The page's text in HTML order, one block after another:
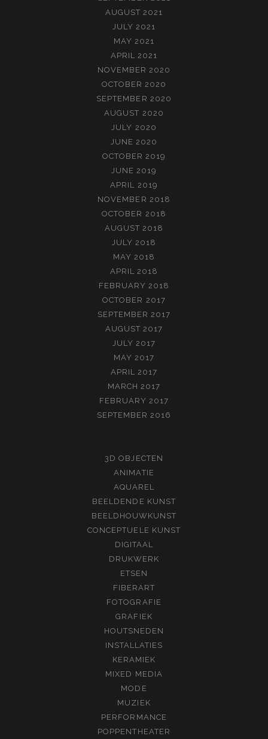
AUGUST 2021
JULY 2021
MAY 2021
APRIL 2021
NOVEMBER 2020
OCTOBER 2020
SEPTEMBER 2020
AUGUST 2020
JULY 2020
JUNE 2020
OCTOBER 2019
JUNE 2019
APRIL 2019
NOVEMBER 2018
OCTOBER 2018
AUGUST 2018
JULY 2018
MAY 2018
APRIL 2018
FEBRUARY 2018
OCTOBER 2017
SEPTEMBER 2017
AUGUST 2017
JULY 2017
MAY 2017
APRIL 2017
MARCH 2017
FEBRUARY 2017
SEPTEMBER 2016
3D OBJECTEN
ANIMATIE
AQUAREL
BEELDENDE KUNST
BEELDHOUWKUNST
CONCEPTUELE KUNST
DIGITAAL
DRUKWERK
ETSEN
FIBERART
FOTOGRAFIE
GRAFIEK
HOUTSNEDEN
INSTALLATIES
KERAMIEK
MIXED MEDIA
MODE
MUZIEK
PERFORMANCE
POPPENTHEATER